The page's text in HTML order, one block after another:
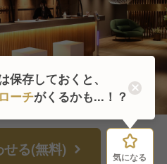
る(無料) 気になる
気になる
保存しておくと、
ーチがくるかも...！？